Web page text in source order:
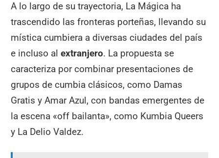
A lo largo de su trayectoria, La Mágica ha
trascendido las fronteras porteñas, llevando su
mística cumbiera a diversas ciudades del país
e incluso alextranjero. La propuesta se
caracteriza por combinar presentaciones de
grupos de cumbia clásicos, como Damas
Gratis y Amar Azul, con bandas emergentes de
la escena «off bailanta», como Kumbia Queers
y La Delio Valdez.